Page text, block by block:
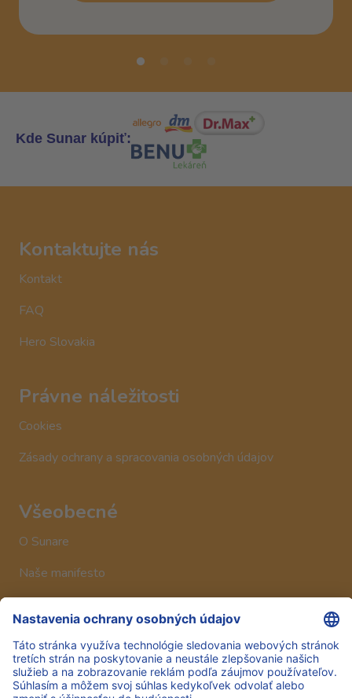
Kde Sunar kúpiť:
Kontaktujte nás
Kontakt
FAQ
Hero Slovakia
Právne náležitosti
Cookies
Zásady ochrany a spracovania osobných údajov
Všeobecné
O Sunare
Naše manifesto
Sledujte nás